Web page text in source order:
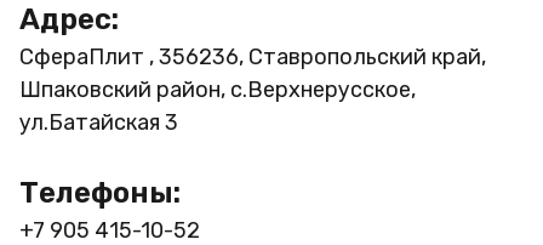
Адрес:
СфераПлит , 356236, Ставропольский край,
Шпаковский район, с.Верхнерусское,
ул.Батайская 3
Телефоны:
+7 905 415-10-52